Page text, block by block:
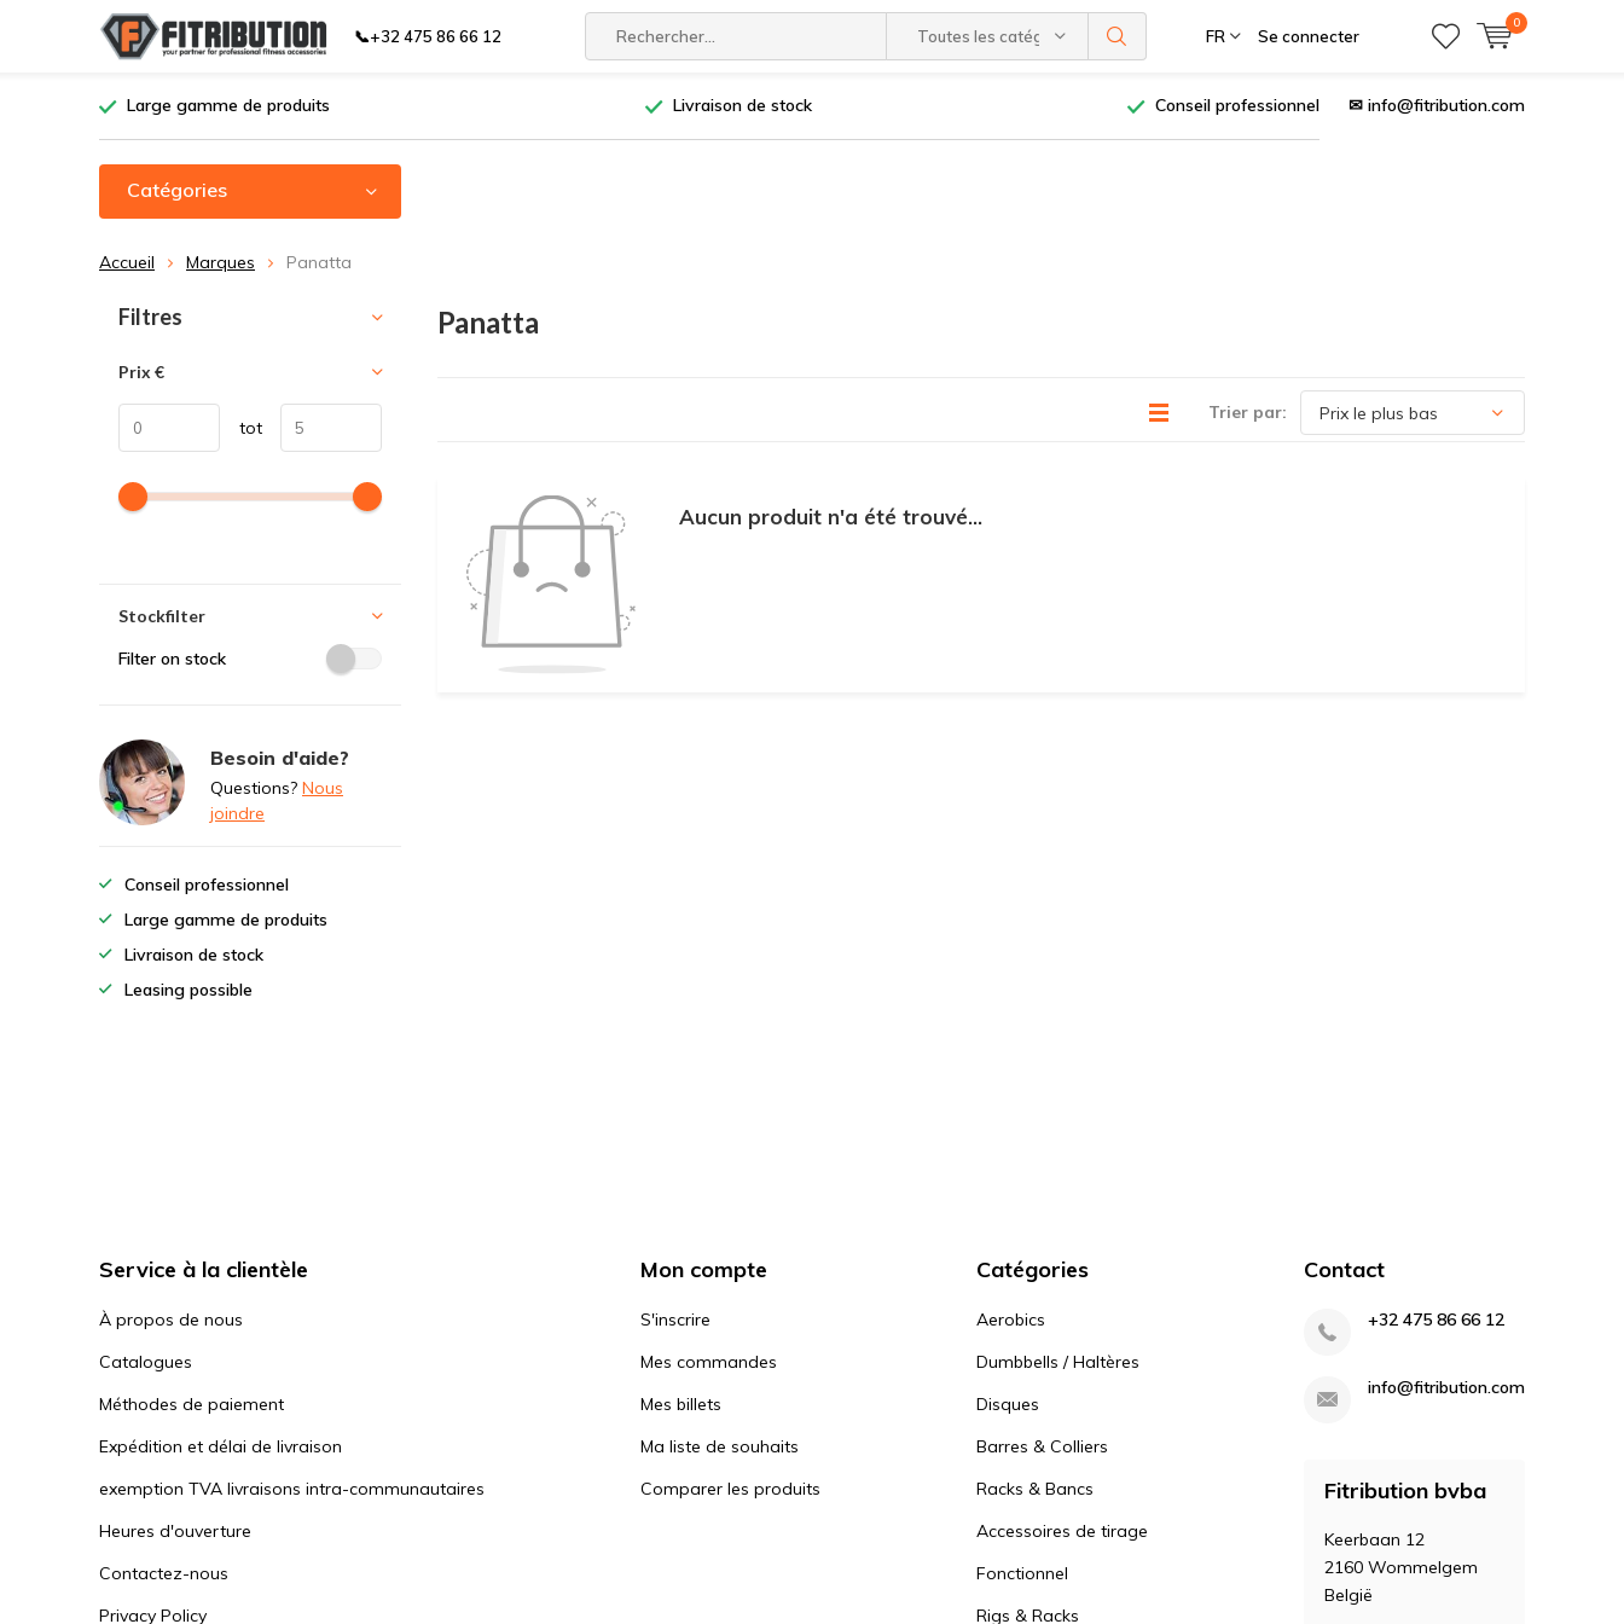
📞+32 475 86 66 12 Toutes les catégories FR Se connecter
0
Large gamme de produits Livraison de stock Conseil professionnel ✉ info@fitribution.com
Catégories
Accueil Marques Panatta
Panatta
Trier par:
Aucun produit n'a été trouvé...
Trier par:
Filtres
Prix €
tot
Stockfilter
Filter on stock
Besoin d'aide?
Questions? Nous
joindre
Conseil professionnel
Large gamme de produits
Livraison de stock
Leasing possible
Service à la clientèle
À propos de nous
Catalogues
Méthodes de paiement
Expédition et délai de livraison
exemption TVA livraisons intra-communautaires
Heures d'ouverture
Contactez-nous
Privacy Policy
Mon compte
S'inscrire
Mes commandes
Mes billets
Ma liste de souhaits
Comparer les produits
Catégories
Aerobics
Dumbbells / Haltères
Disques
Barres & Colliers
Racks & Bancs
Accessoires de tirage
Fonctionnel
Rigs & Racks
Contact
+32 475 86 66 12
info@fitribution.com
Fitribution bvba
Keerbaan 12
2160 Wommelgem
België